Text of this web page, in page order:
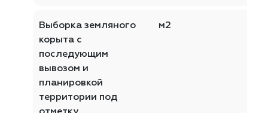
Выборка земляного
корыта с
последующим
вывозом и
планировкой
территории под
м2